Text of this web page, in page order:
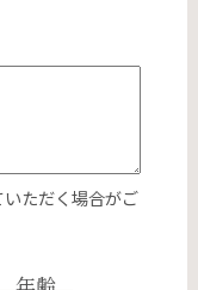
ただく場合がご